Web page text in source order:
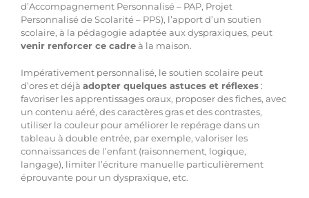
d’Accompagnement Personnalisé – PAP, Projet
Personnalisé de Scolarité – PPS), l’apport d’un soutien
scolaire, à la pédagogie adaptée aux dyspraxiques, peut
venir renforcer ce cadreà la maison.
Impérativement personnalisé, le soutien scolaire peut
d’ores et déjà adopter quelques astuces et réflexes:
favoriser les apprentissages oraux, proposer des fiches, avec
un contenu aéré, des caractères gras et des contrastes,
utiliser la couleur pour améliorer le repérage dans un
tableau à double entrée, par exemple, valoriser les
connaissances de l’enfant (raisonnement, logique,
langage), limiter l’écriture manuelle particulièrement
éprouvante pour un dyspraxique, etc.